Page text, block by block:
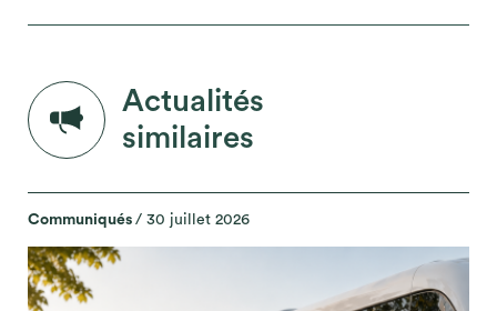
Actualités
similaires
Communiqués/ 30 juillet 2026